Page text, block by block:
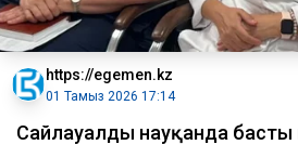
https://egemen.kz
01 Тамыз 2026 17:14
Сайлауалды науқанда басты